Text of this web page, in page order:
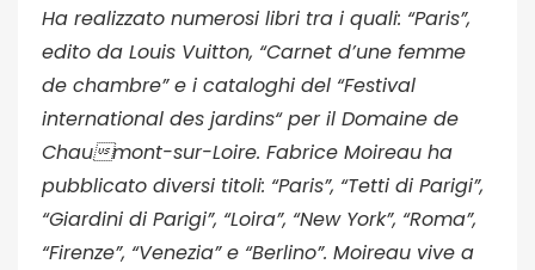
Ha realizzato numerosi libri tra i quali: “Paris”,
edito da Louis Vuitton, “Carnet d’une femme
de chambre” e i cataloghi del “Festival
international des jardins“ per il Domaine de
Chaumont-sur-Loire. Fabrice Moireau ha
pubblicato diversi titoli: “Paris”, “Tetti di Parigi”,
“Giardini di Parigi”, “Loira”, “New York”, “Roma”,
“Firenze”, “Venezia” e “Berlino”. Moireau vive a